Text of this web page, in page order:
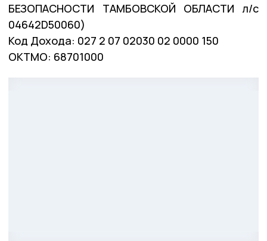
БЕЗОПАСНОСТИ ТАМБОВСКОЙ ОБЛАСТИ л/с
04642D50060)
Код Дохода: 027 2 07 02030 02 0000 150
ОКТМО: 68701000